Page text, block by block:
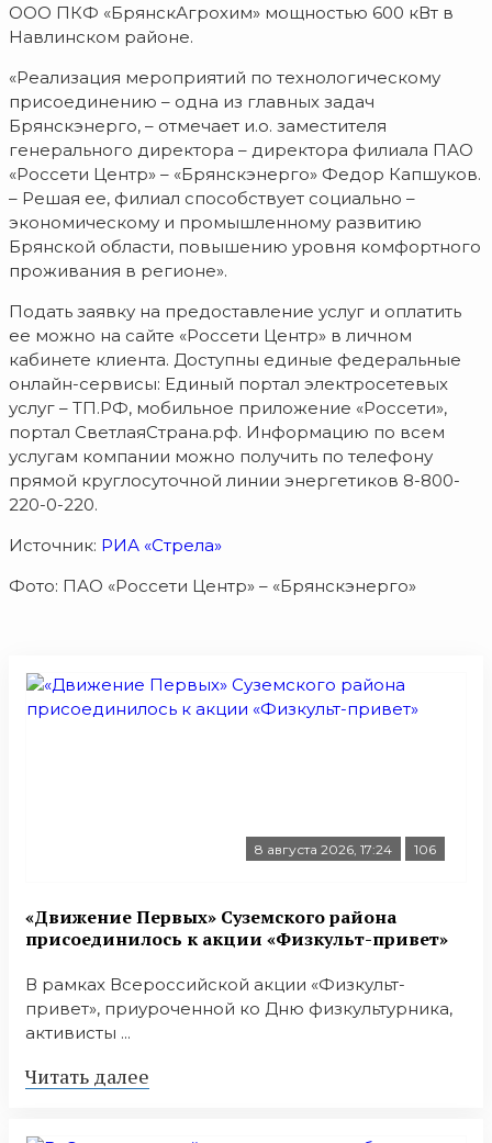
ООО ПКФ «БрянскАгрохим» мощностью 600 кВт в
Навлинском районе.
«Реализация мероприятий по технологическому
присоединению – одна из главных задач
Брянскэнерго, – отмечает и.о. заместителя
генерального директора – директора филиала ПАО
«Россети Центр» – «Брянскэнерго» Федор Капшуков.
– Решая ее, филиал способствует социально –
экономическому и промышленному развитию
Брянской области, повышению уровня комфортного
проживания в регионе».
Подать заявку на предоставление услуг и оплатить
ее можно на сайте «Россети Центр» в личном
кабинете клиента. Доступны единые федеральные
онлайн-сервисы: Единый портал электросетевых
услуг – ТП.РФ, мобильное приложение «Россети»,
портал СветлаяСтрана.рф. Информацию по всем
услугам компании можно получить по телефону
прямой круглосуточной линии энергетиков 8-800-
220-0-220.
Источник: РИА «Стрела»
Фото: ПАО «Россети Центр» – «Брянскэнерго»
8 августа 2026, 17:24 106
«Движение Первых» Суземского района
присоединилось к акции «Физкульт-привет»
В рамках Всероссийской акции «Физкульт-
привет», приуроченной ко Дню физкультурника,
активисты ...
Читать далее